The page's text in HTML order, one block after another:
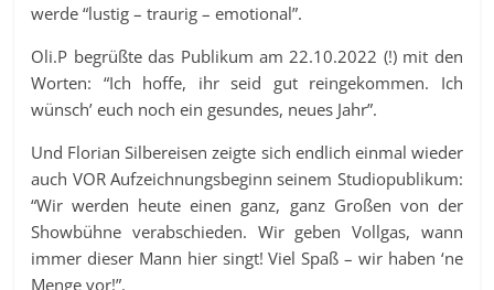
werde “lustig – traurig – emotional”.
Oli.P begrüßte das Publikum am 22.10.2022 (!) mit den
Worten: “Ich hoffe, ihr seid gut reingekommen. Ich
wünsch’ euch noch ein gesundes, neues Jahr”.
Und Florian Silbereisen zeigte sich endlich einmal wieder
auch VOR Aufzeichnungsbeginn seinem Studiopublikum:
“Wir werden heute einen ganz, ganz Großen von der
Showbühne verabschieden. Wir geben Vollgas, wann
immer dieser Mann hier singt! Viel Spaß – wir haben ‘ne
Menge vor!”.